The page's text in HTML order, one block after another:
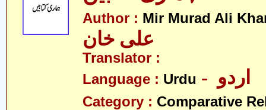
Author : Mir Murad Ali
علی خان
Translator :
Language : Urdu
Category : Comparative